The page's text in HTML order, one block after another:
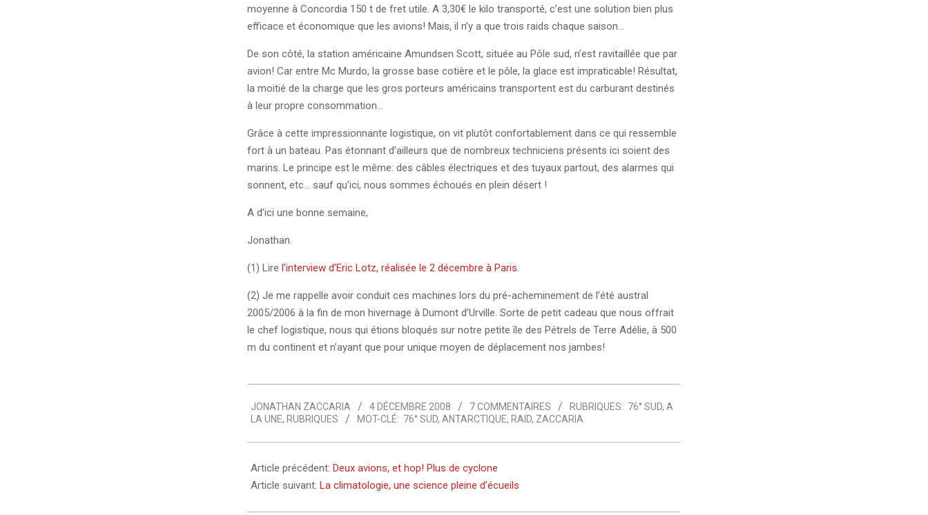
moyenne à Concordia 150 t de fret utile. A 3,30€ le kilo transporté, c’est une solution bien plus
efficace et économique que les avions! Mais, il n’y a que trois raids chaque saison…
De son côté, la station américaine Amundsen Scott, située au Pôle sud, n’est ravitaillée que par
avion! Car entre Mc Murdo, la grosse base cotière et le pôle, la glace est impraticable! Résultat,
la moitié de la charge que les gros porteurs américains transportent est du carburant destinés
à leur propre consommation…
Grâce à cette impressionnante logistique, on vit plutôt confortablement dans ce qui ressemble
fort à un bateau. Pas étonnant d’ailleurs que de nombreux techniciens présents ici soient des
marins. Le principe est le même: des câbles électriques et des tuyaux partout, des alarmes qui
sonnent, etc… sauf qu’ici, nous sommes échoués en plein désert !
A d’ici une bonne semaine,
Jonathan.
(1) Lire l’interview d’Eric Lotz, réalisée le 2 décembre à Paris.
(2) Je me rappelle avoir conduit ces machines lors du pré-acheminement de l’été austral
2005/2006 à la fin de mon hivernage à Dumont d’Urville. Sorte de petit cadeau que nous offrait
le chef logistique, nous qui étions bloqués sur notre petite île des Pétrels de Terre Adélie, à 500
m du continent et n’ayant que pour unique moyen de déplacement nos jambes!
12-
04
JONATHAN ZACCARIA 4 DÉCEMBRE 2008 7 COMMENTAIRES RUBRIQUES: 76° SUD, A
LA UNE, RUBRIQUES MOT-CLÉ: 76° SUD, ANTARCTIQUE, RAID, ZACCARIA
Article précédent: Deux avions, et hop! Plus de cyclone
Article suivant: La climatologie, une science pleine d’écueils